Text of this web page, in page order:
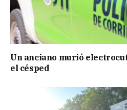
Un anciano murió
el césped